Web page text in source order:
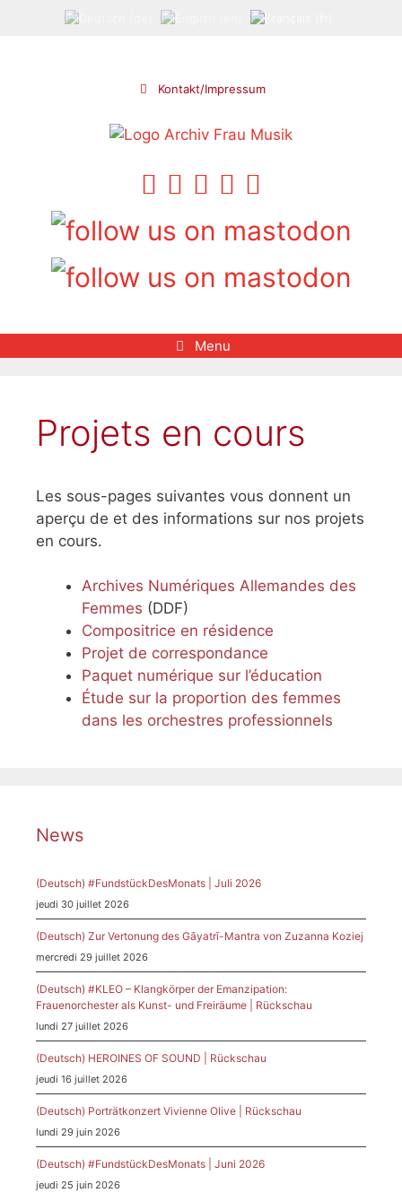
Kontakt/Impressum
Menu
Projets en cours
Les sous-pages suivantes vous donnent un
aperçu de et des informations sur nos projets
en cours.
Archives Numériques Allemandes des
Femmes (DDF)
Compositrice en résidence
Projet de correspondance
Paquet numérique sur l’éducation
Étude sur la proportion des femmes
dans les orchestres professionnels
News
(Deutsch) #FundstückDesMonats | Juli 2026
jeudi 30 juillet 2026
(Deutsch) Zur Vertonung des Gāyatrī-Mantra von Zuzanna Koziej
mercredi 29 juillet 2026
(Deutsch) #KLEO – Klangkörper der Emanzipation:
Frauenorchester als Kunst- und Freiräume | Rückschau
lundi 27 juillet 2026
(Deutsch) HEROINES OF SOUND | Rückschau
jeudi 16 juillet 2026
(Deutsch) Porträtkonzert Vivienne Olive | Rückschau
lundi 29 juin 2026
(Deutsch) #FundstückDesMonats | Juni 2026
jeudi 25 juin 2026